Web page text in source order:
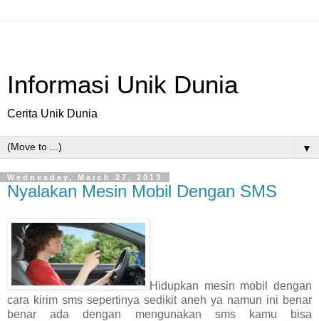
Informasi Unik Dunia
Cerita Unik Dunia
▼
Wednesday, March 27, 2013
Nyalakan Mesin Mobil Dengan SMS
Hidupkan mesin mobil dengan
cara kirim sms sepertinya sedikit aneh ya namun ini benar
benar ada dengan mengunakan sms kamu bisa